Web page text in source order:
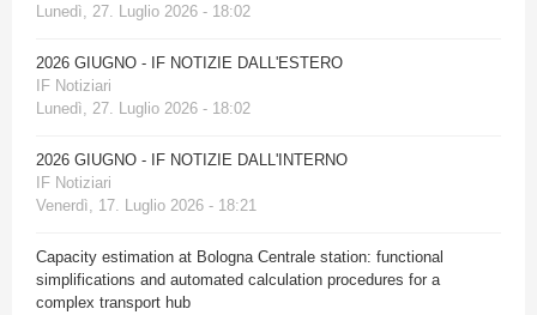
Lunedì, 27. Luglio 2026 - 18:02
2026 GIUGNO - IF NOTIZIE DALL'ESTERO
IF Notiziari
Lunedì, 27. Luglio 2026 - 18:02
2026 GIUGNO - IF NOTIZIE DALL'INTERNO
IF Notiziari
Venerdì, 17. Luglio 2026 - 18:21
Capacity estimation at Bologna Centrale station: functional
simplifications and automated calculation procedures for a
complex transport hub